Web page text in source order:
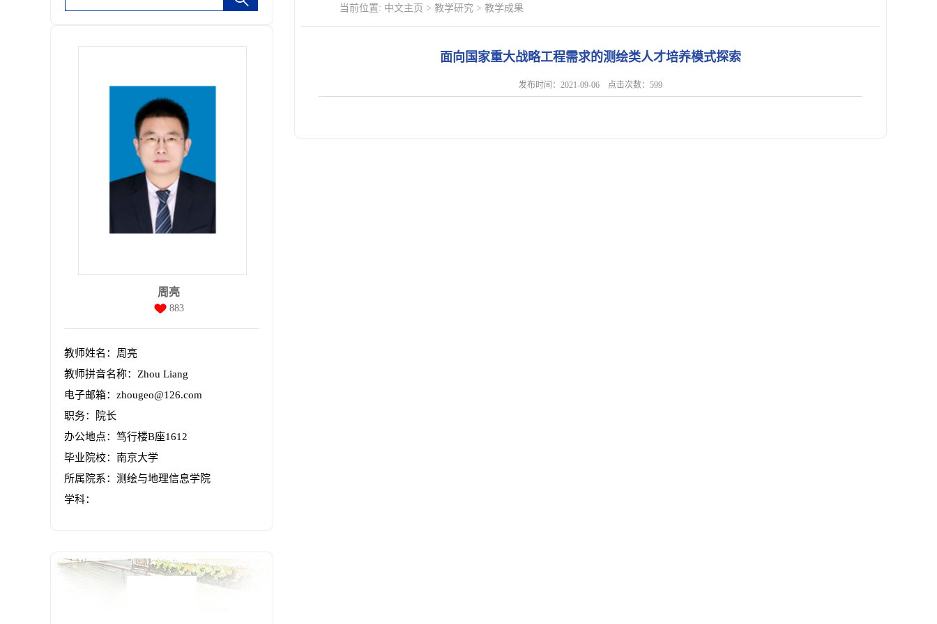
周亮
883
教师姓名：周亮
教师拼音名称：Zhou Liang
电子邮箱： zhougeo@126.com
职务：院长
办公地点：笃行楼B座1612
毕业院校：南京大学
所属院系：测绘与地理信息学院
学科：
当前位置: 中文主页 > 教学研究 > 教学成果
面向国家重大战略工程需求的测绘类人才培养模式探索
发布时间：2021-09-06 点击次数： 599